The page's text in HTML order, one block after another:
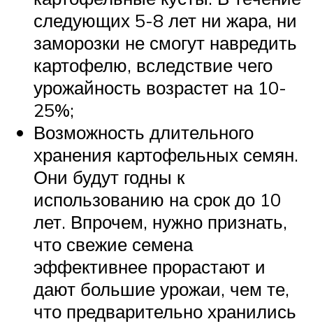
следующих 5-8 лет ни жара, ни
заморозки не смогут навредить
картофелю, вследствие чего
урожайность возрастет на 10-
25%;
Возможность длительного
хранения картофельных семян.
Они будут годны к
использованию на срок до 10
лет. Впрочем, нужно признать,
что свежие семена
эффективнее прорастают и
дают большие урожаи, чем те,
что предварительно хранились